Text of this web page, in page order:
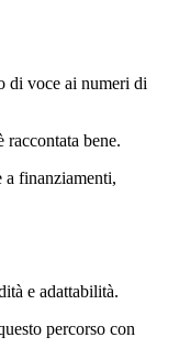
di voce ai numeri di
raccontata bene.
a finanziamenti,
e adattabilità.
percorso con